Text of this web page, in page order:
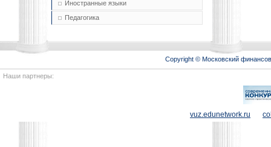
Иностранные языки
Педагогика
Copyright © Московский
Наши партнеры:
vuz.edunetwork.ru